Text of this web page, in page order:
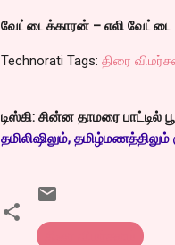
வேட்டைக்காரன் – எலி வேட்டை
Technorati Tags: திரை
டிஸ்கி: சின்ன தாமரை பாட்டில்
தமிலிஷிலும்,